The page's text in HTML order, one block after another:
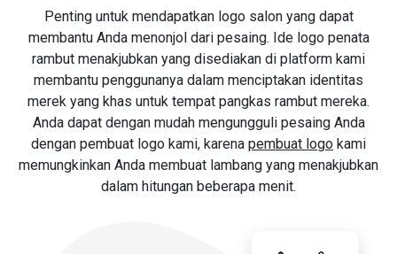
Penting untuk mendapatkan logo salon yang dapat
membantu Anda menonjol dari pesaing. Ide logo penata
rambut menakjubkan yang disediakan di platform kami
membantu penggunanya dalam menciptakan identitas
merek yang khas untuk tempat pangkas rambut mereka.
Anda dapat dengan mudah mengungguli pesaing Anda
dengan pembuat logo kami, karena pembuat logo kami
memungkinkan Anda membuat lambang yang menakjubkan
dalam hitungan beberapa menit.